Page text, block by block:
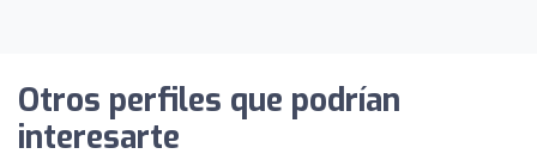
Otros perfiles que podrían
interesarte